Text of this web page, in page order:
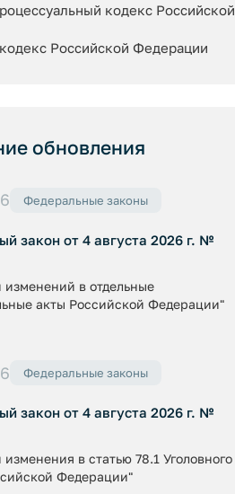
кодекс Российской
Российской Федерации
обновления
Федеральные законы
закон от 4 августа 2026 г. №
изменений в отдельные
акты Российской Федерации"
Федеральные законы
закон от 4 августа 2026 г. №
в статью 78.1 Уголовного
Федерации"